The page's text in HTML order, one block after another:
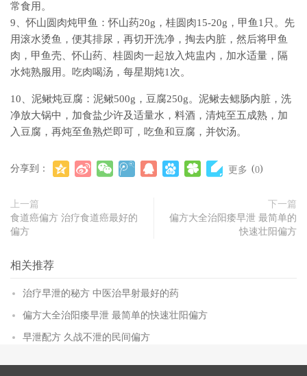
常食用。
9、怀山圆肉炖甲鱼：怀山药20g，桂圆肉15-20g，甲鱼1只。先
用滚水烫鱼，便其排尿，再切开洗净，掏去内脏，然后将甲鱼
肉，甲鱼壳、怀山药、桂圆肉一起放入炖盅内，加水适量，隔
水炖熟服用。吃肉喝汤，每星期炖1次。
10、泥鳅炖豆腐：泥鳅500g，豆腐250g。泥鳅去鳃肠内脏，洗
净放大锅中，加食盐少许及适量水，料酒，清炖至五成熟，加
入豆腐，再炖至鱼熟烂即可，吃鱼和豆腐，并饮汤。
分享到： 更多 (0)
上一篇
食道癌偏方 治疗食道癌最好的
偏方
下一篇
偏方大全治阳痿早泄 最简单的
快速壮阳偏方
相关推荐
治疗早泄的秘方 中医治早射最好的药
偏方大全治阳痿早泄 最简单的快速壮阳偏方
早泄配方 久战不泄的民间偏方